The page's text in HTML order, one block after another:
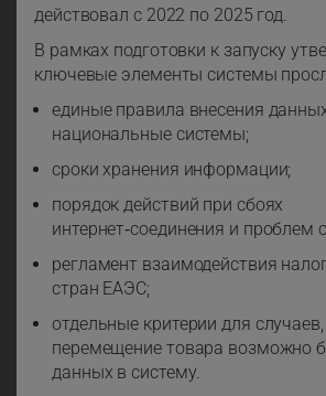
действовал с 2022 по 2025 год.
В рамках подготовки к запуску
ключевые элементы системы
единые правила внесения
национальные системы;
сроки хранения информации;
порядок действий при сбоях
интернет‑соединения и проблем
регламент взаимодействия
стран ЕАЭС;
отдельные критерии для случаев,
перемещение товара возможно
данных в систему.